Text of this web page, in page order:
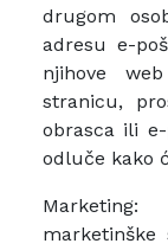
drugom
adresu e-
njihove
stranicu,
obrasca ili
odluče kako